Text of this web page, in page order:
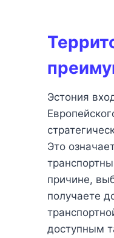
Эстония
Это
причине,
получаете
доступным